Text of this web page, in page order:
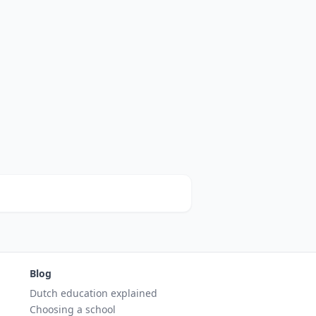
Blog
Dutch education explained
Choosing a school